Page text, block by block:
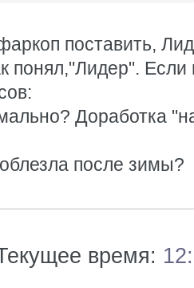
поставить,
понял,"Лидер". Если
Доработка
после зимы?
время: